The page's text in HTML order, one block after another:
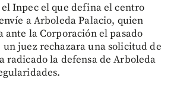
Inpec el que defina el centro
a Arboleda Palacio, quien
la Corporación el pasado
un juez rechazara una solicitud de
radicado la defensa de Arboleda